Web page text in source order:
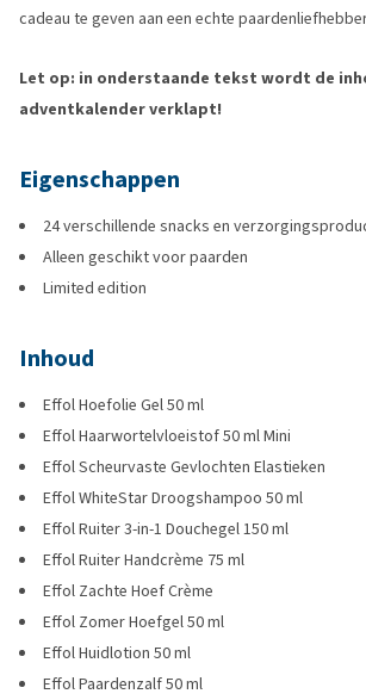
cadeau te geven aan een echte
Let op: in onderstaande tekst wordt de
adventkalender verklapt!
Eigenschappen
24 verschillende snacks en
Alleen geschikt voor paarden
Limited edition
Inhoud
Effol Hoefolie Gel 50 ml
Effol Haarwortelvloeistof 50 ml Mini
Effol Scheurvaste Gevlochten Elastieken
Effol WhiteStar Droogshampoo 50 ml
Effol Ruiter 3-in-1 Douchegel 150 ml
Effol Ruiter Handcrème 75 ml
Effol Zachte Hoef Crème
Effol Zomer Hoefgel 50 ml
Effol Huidlotion 50 ml
Effol Paardenzalf 50 ml